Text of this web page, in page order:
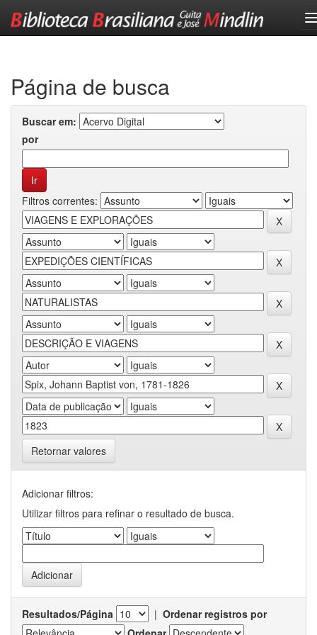
Página de busca
Buscar em:
por
Filtros correntes:
Retornar valores
Adicionar filtros:
Utilizar filtros para refinar o resultado de busca.
Resultados/Página | Ordenar registros por